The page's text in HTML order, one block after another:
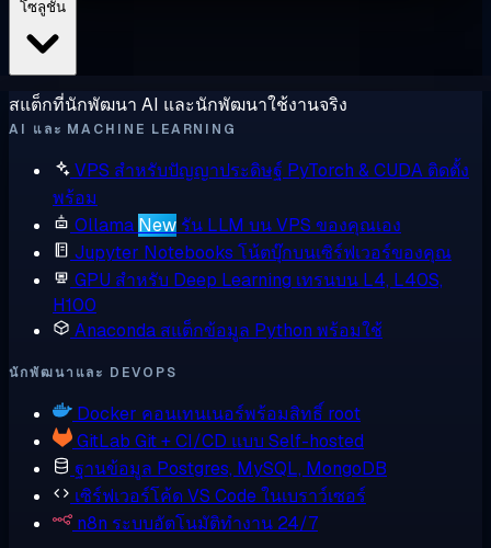
สแต็กที่นักพัฒนา AI และนักพัฒนาใช้งานจริง
AI และ MACHINE LEARNING
VPS สำหรับปัญญาประดิษฐ์ PyTorch & CUDA ติดตั้ง
พร้อม
Ollama New รัน LLM บน VPS ของคุณเอง
Jupyter Notebooks โน้ตบุ๊กบนเซิร์ฟเวอร์ของคุณ
GPU สำหรับ Deep Learning เทรนบน L4, L40S,
H100
Anaconda สแต็กข้อมูล Python พร้อมใช้
นักพัฒนาและ DEVOPS
Docker คอนเทนเนอร์พร้อมสิทธิ์ root
GitLab Git + CI/CD แบบ Self-hosted
ฐานข้อมูล Postgres, MySQL, MongoDB
เซิร์ฟเวอร์โค้ดVS Code ในเบราว์เซอร์
n8n ระบบอัตโนมัติทำงาน 24/7